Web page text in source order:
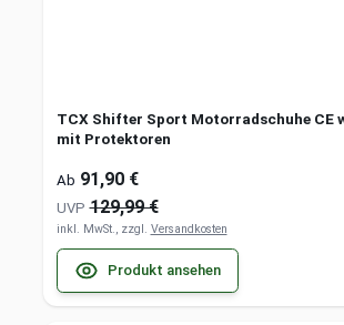
TCX Shifter Sport Motorradschuhe CE
mit Protektoren
Ab 91,90 €
UVP 129,99 €
inkl. MwSt., zzgl. Versandkosten
Produkt ansehen